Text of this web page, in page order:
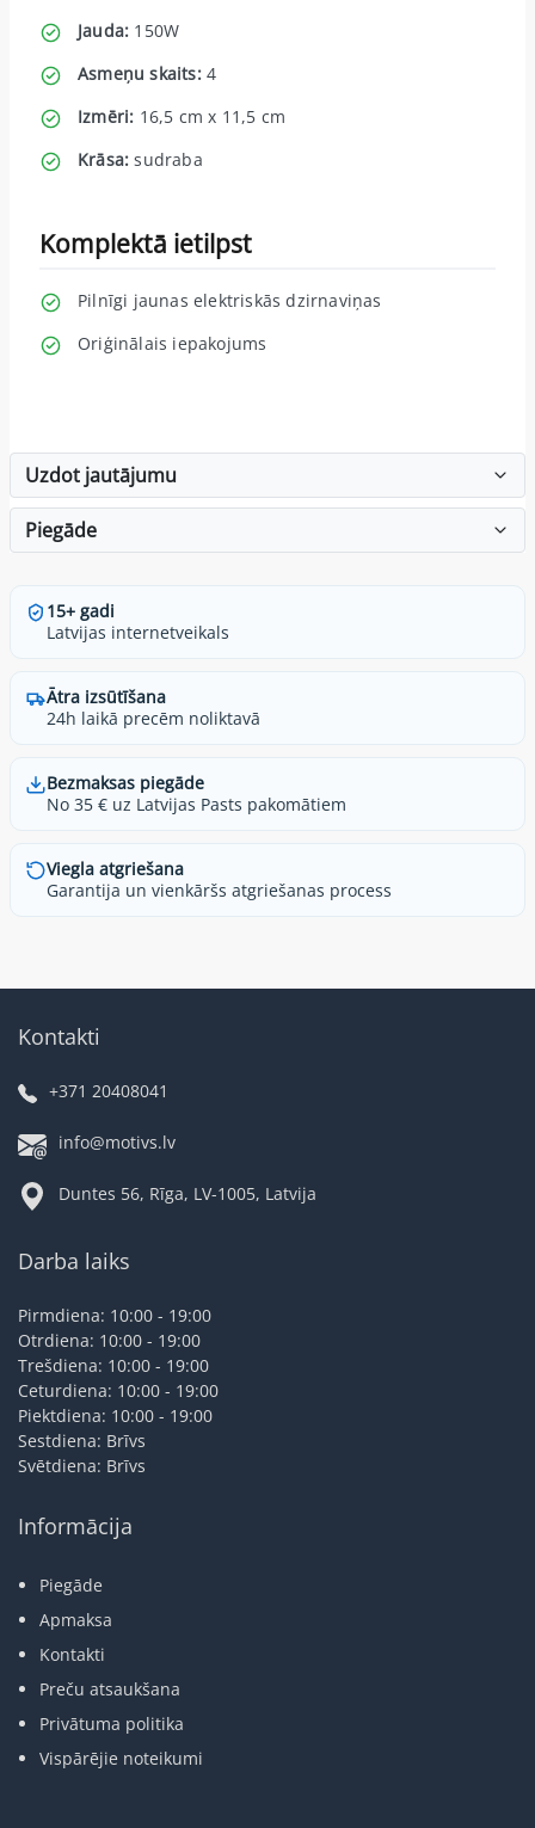
Jauda: 150W
Asmeņu skaits:4
Izmēri: 16,5 cm x 11,5 cm
Krāsa: sudraba
Komplektā ietilpst
Pilnīgi jaunas elektriskās dzirnaviņas
Oriģinālais iepakojums
Uzdot jautājumu
Piegāde
15+ gadi
Latvijas internetveikals
Ātra izsūtīšana
24h laikā precēm noliktavā
Bezmaksas piegāde
No 35 € uz Latvijas Pasts pakomātiem
Viegla atgriešana
Garantija un vienkāršs atgriešanas process
Kontakti
+371 20408041
info@motivs.lv
Duntes 56, Rīga, LV-1005, Latvija
Darba laiks
Pirmdiena: 10:00 - 19:00
Otrdiena: 10:00 - 19:00
Trešdiena: 10:00 - 19:00
Ceturdiena: 10:00 - 19:00
Piektdiena: 10:00 - 19:00
Sestdiena: Brīvs
Svētdiena: Brīvs
Informācija
Piegāde
Apmaksa
Kontakti
Preču atsaukšana
Privātuma politika
Vispārējie noteikumi